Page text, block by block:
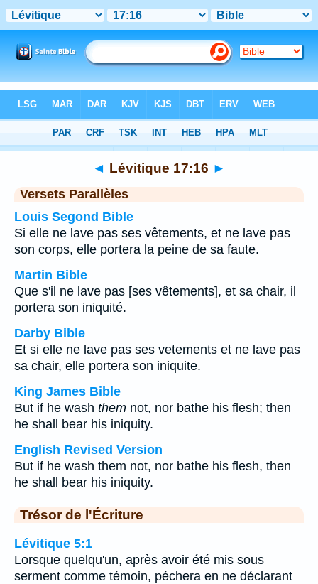
Chapitre 17 > Verset 16
◄ Lévitique 17:16 ►
Versets Parallèles
Louis Segond Bible
Si elle ne lave pas ses vêtements, et ne lave pas
son corps, elle portera la peine de sa faute.
Martin Bible
Que s'il ne lave pas [ses vêtements], et sa chair, il
portera son iniquité.
Darby Bible
Et si elle ne lave pas ses vetements et ne lave pas
sa chair, elle portera son iniquite.
King James Bible
But if he wash them not, nor bathe his flesh; then
he shall bear his iniquity.
English Revised Version
But if he wash them not, nor bathe his flesh, then
he shall bear his iniquity.
Trésor de l'Écriture
Lévitique 5:1
Lorsque quelqu'un, après avoir été mis sous
serment comme témoin, péchera en ne déclarant